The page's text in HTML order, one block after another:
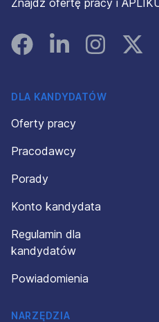
Znajdź ofertę pracy i
FacebookLinked InInstagram
DLA KANDYDATÓW
Oferty pracy
Pracodawcy
Porady
Konto kandydata
Regulamin dla
kandydatów
Powiadomienia
NARZĘDZIA